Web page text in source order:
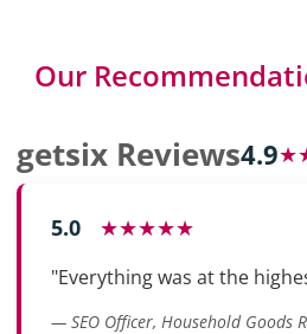
Our
getsix Reviews4.9
5.0 ★★★★★
"Everything was at the
— SEO Officer, Household Goods